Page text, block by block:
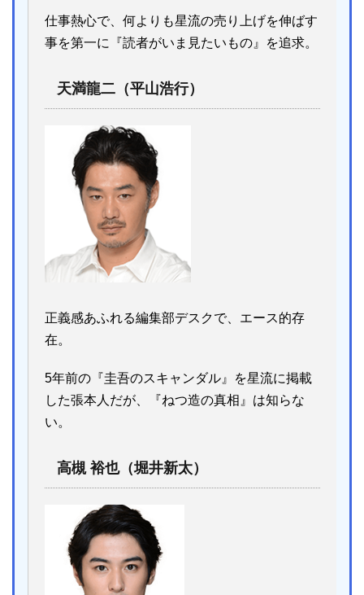
仕事熱心で、何よりも星流の売り上げを伸ばす
事を第一に『読者がいま見たいもの』を追求。
天満龍二（平山浩行）
正義感あふれる編集部デスクで、エース的存
在。
5年前の『圭吾のスキャンダル』を星流に掲載
した張本人だが、『ねつ造の真相』は知らな
い。
高槻 裕也（堀井新太）